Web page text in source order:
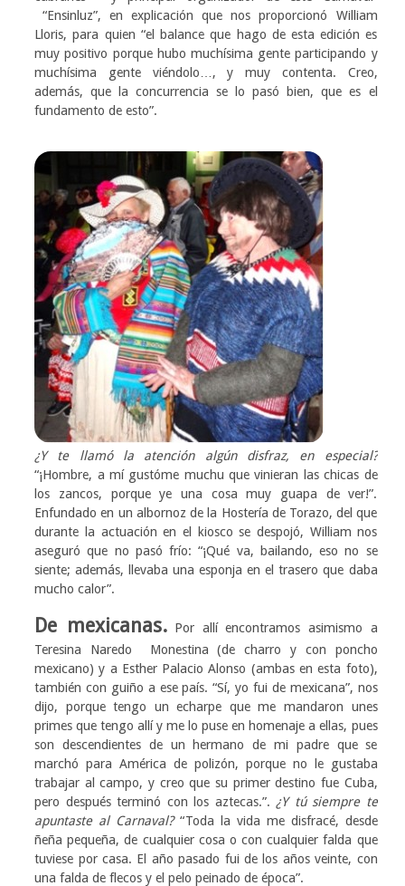
“Ensinluz”, en explicación que nos proporcionó William
Lloris, para quien “el balance que hago de esta edición es
muy positivo porque hubo muchísima gente participando y
muchísima gente viéndolo…, y muy contenta. Creo,
además, que la concurrencia se lo pasó bien, que es el
fundamento de esto”.
¿Y te llamó la atención algún disfraz, en especial?
“¡Hombre, a mí gustóme muchu que vinieran las chicas de
los zancos, porque ye una cosa muy guapa de ver!”.
Enfundado en un albornoz de la Hostería de Torazo, del que
durante la actuación en el kiosco se despojó, William nos
aseguró que no pasó frío: “¡Qué va, bailando, eso no se
siente; además, llevaba una esponja en el trasero que daba
mucho calor”.
De mexicanas.Por allí encontramos asimismo a
Teresina Naredo Monestina (de charro y con poncho
mexicano) y a Esther Palacio Alonso (ambas en esta foto),
también con guiño a ese país. “Sí, yo fui de mexicana”, nos
dijo, porque tengo un echarpe que me mandaron unes
primes que tengo allí y me lo puse en homenaje a ellas, pues
son descendientes de un hermano de mi padre que se
marchó para América de polizón, porque no le gustaba
trabajar al campo, y creo que su primer destino fue Cuba,
pero después terminó con los aztecas.”. ¿Y tú siempre te
apuntaste al Carnaval?“Toda la vida me disfracé, desde
ñeña pequeña, de cualquier cosa o con cualquier falda que
tuviese por casa. El año pasado fui de los años veinte, con
una falda de flecos y el pelo peinado de época”.